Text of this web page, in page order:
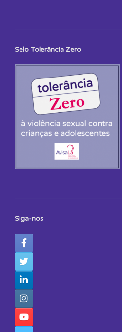
Selo Tolerância Zero
Siga-nos